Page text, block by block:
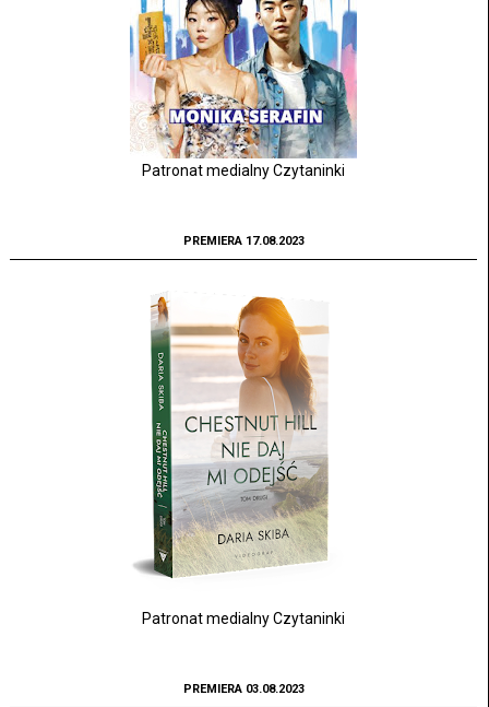
Patronat medialny Czytaninki
PREMIERA 17.08.2023
Patronat medialny Czytaninki
PREMIERA 03.08.2023